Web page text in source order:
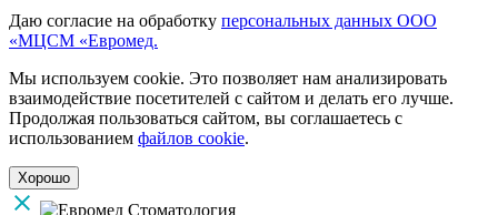
Даю согласие на обработку персональных данных ООО
«МЦСМ «Евромед.
Мы используем cookie. Это позволяет нам анализировать
взаимодействие посетителей с сайтом и делать его лучше.
Продолжая пользоваться сайтом, вы соглашаетесь с
использованием файлов cookie.
Хорошо